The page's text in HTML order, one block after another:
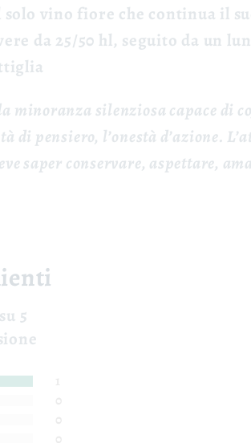
solo vino fiore che continua il
da 25/50 hl, seguito da un
minoranza silenziosa capace di
di pensiero, l’onestà d’azione.
saper conservare, aspettare,
5